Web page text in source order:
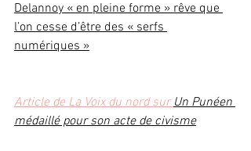
Delannoy « en pleine forme » rêve que
l’on cesse d’être des « serfs
numériques »
Article de La Voix du nord sur Un Punéen
médaillé pour son acte de civisme